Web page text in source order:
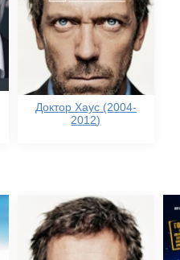
Доктор Хаус (2004-
2012)